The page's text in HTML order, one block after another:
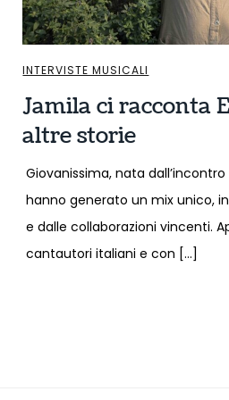
INTERVISTE MUSICALI
Jamila ci racconta
altre storie
Giovanissima, nata
hanno generato un mix unico,
e dalle collaborazioni vincenti.
cantautori italiani e con […]